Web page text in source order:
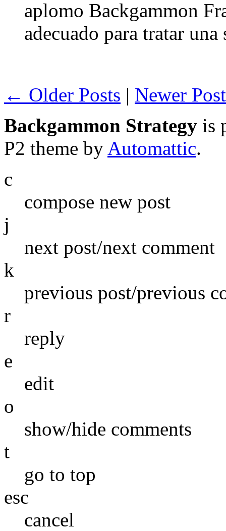
aplomo Backgammon
adecuado para tratar
← Older Posts | Newer
Backgammon Strategy is
P2 theme by Automattic.
c
compose new post
j
next post/next comment
k
previous post/previous
r
reply
e
edit
o
show/hide comments
t
go to top
esc
cancel